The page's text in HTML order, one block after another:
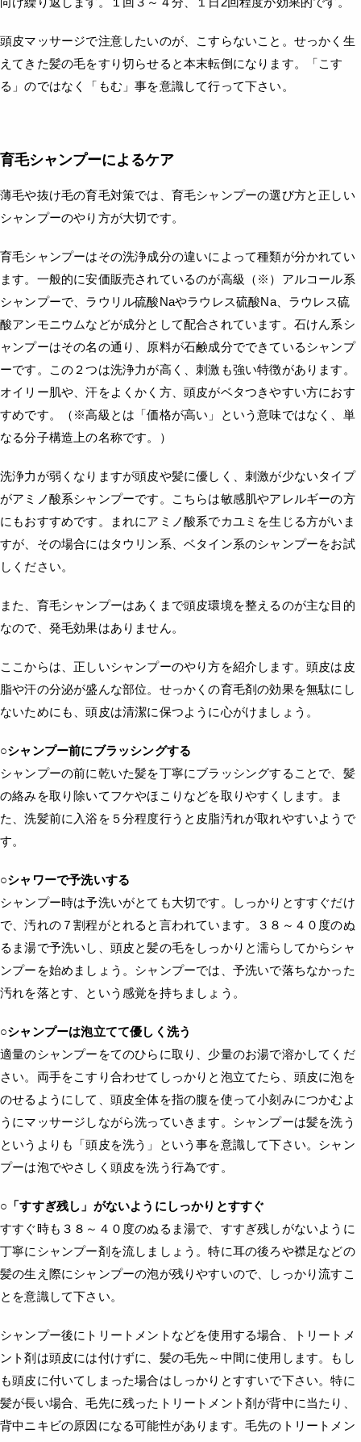
頭皮マッサージで注意したいのが、こすらないこと。せっかく生
えてきた髪の毛をすり切らせると本末転倒になります。「こす
る」のではなく「もむ」事を意識して行って下さい。
育毛シャンプーによるケア
薄毛や抜け毛の育毛対策では、育毛シャンプーの選び方と正しい
シャンプーのやり方が大切です。
育毛シャンプーはその洗浄成分の違いによって種類が分かれてい
ます。一般的に安価販売されているのが高級（※）アルコール系
シャンプーで、ラウリル硫酸Naやラウレス硫酸Na、ラウレス硫
酸アンモニウムなどが成分として配合されています。石けん系シ
ャンプーはその名の通り、原料が石鹸成分でできているシャンプ
ーです。この２つは洗浄力が高く、刺激も強い特徴があります。
オイリー肌や、汗をよくかく方、頭皮がベタつきやすい方におす
すめです。（※高級とは「価格が高い」という意味ではなく、単
なる分子構造上の名称です。）
洗浄力が弱くなりますが頭皮や髪に優しく、刺激が少ないタイプ
がアミノ酸系シャンプーです。こちらは敏感肌やアレルギーの方
にもおすすめです。まれにアミノ酸系でカユミを生じる方がいま
すが、その場合にはタウリン系、ベタイン系のシャンプーをお試
しください。
また、育毛シャンプーはあくまで頭皮環境を整えるのが主な目的
なので、発毛効果はありません。
ここからは、正しいシャンプーのやり方を紹介します。頭皮は皮
脂や汗の分泌が盛んな部位。せっかくの育毛剤の効果を無駄にし
ないためにも、頭皮は清潔に保つように心がけましょう。
○シャンプー前にブラッシングする
シャンプーの前に乾いた髪を丁寧にブラッシングすることで、髪
の絡みを取り除いてフケやほこりなどを取りやすくします。ま
た、洗髪前に入浴を５分程度行うと皮脂汚れが取れやすいようで
す。
○シャワーで予洗いする
シャンプー時は予洗いがとても大切です。しっかりとすすぐだけ
で、汚れの７割程がとれると言われています。３８～４０度のぬ
るま湯で予洗いし、頭皮と髪の毛をしっかりと濡らしてからシャ
ンプーを始めましょう。シャンプーでは、予洗いで落ちなかった
汚れを落とす、という感覚を持ちましょう。
○シャンプーは泡立てて優しく洗う
適量のシャンプーをてのひらに取り、少量のお湯で溶かしてくだ
さい。両手をこすり合わせてしっかりと泡立てたら、頭皮に泡を
のせるようにして、頭皮全体を指の腹を使って小刻みにつかむよ
うにマッサージしながら洗っていきます。シャンプーは髪を洗う
というよりも「頭皮を洗う」という事を意識して下さい。シャン
プーは泡でやさしく頭皮を洗う行為です。
○「すすぎ残し」がないようにしっかりとすすぐ
すすぐ時も３８～４０度のぬるま湯で、すすぎ残しがないように
丁寧にシャンプー剤を流しましょう。特に耳の後ろや襟足などの
髪の生え際にシャンプーの泡が残りやすいので、しっかり流すこ
とを意識して下さい。
シャンプー後にトリートメントなどを使用する場合、トリートメ
ント剤は頭皮には付けずに、髪の毛先～中間に使用します。もし
も頭皮に付いてしまった場合はしっかりとすすいで下さい。特に
髪が長い場合、毛先に残ったトリートメント剤が背中に当たり、
背中ニキビの原因になる可能性があります。毛先のトリートメン